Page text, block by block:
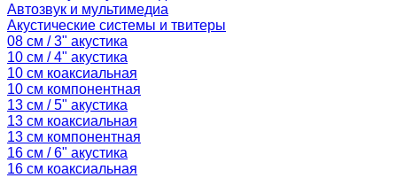
Автозвук и мультимедиа
Акустические системы и твитеры
08 см / 3" акустика
10 см / 4" акустика
10 см коаксиальная
10 см компонентная
13 см / 5" акустика
13 см коаксиальная
13 см компонентная
16 см / 6" акустика
16 см коаксиальная